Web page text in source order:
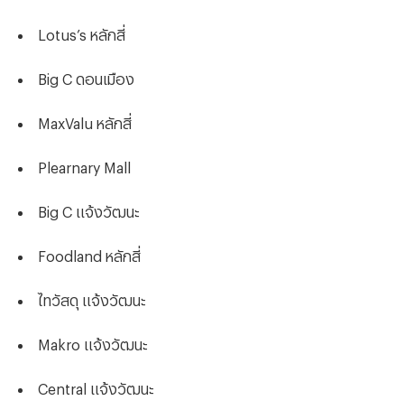
Lotus’s หลักสี่
Big C ดอนเมือง
MaxValu หลักสี่
Plearnary Mall
Big C แจ้งวัฒนะ
Foodland หลักสี่
ไทวัสดุ แจ้งวัฒนะ
Makro แจ้งวัฒนะ
Central แจ้งวัฒนะ